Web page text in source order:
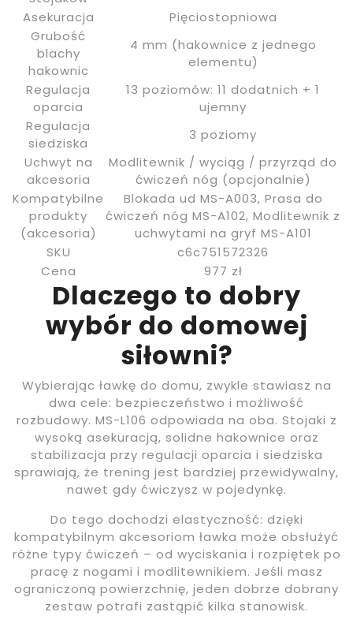
Asekuracja
Pięciostopniowa
Grubość
blachy
hakownic
4 mm (hakownice z jednego
elementu)
Regulacja
oparcia
13 poziomów: 11 dodatnich + 1
ujemny
Regulacja
siedziska
3 poziomy
Uchwyt na
akcesoria
Modlitewnik / wyciąg / przyrząd do
ćwiczeń nóg (opcjonalnie)
Kompatybilne
produkty
(akcesoria)
Blokada ud MS-A003, Prasa do
ćwiczeń nóg MS-A102, Modlitewnik z
uchwytami na gryf MS-A101
SKU
c6c751572326
Cena
977 zł
Dlaczego to dobry
wybór do domowej
siłowni?
Wybierając ławkę do domu, zwykle stawiasz na
dwa cele: bezpieczeństwo i możliwość
rozbudowy. MS-L106 odpowiada na oba. Stojaki z
wysoką asekuracją, solidne hakownice oraz
stabilizacja przy regulacji oparcia i siedziska
sprawiają, że trening jest bardziej przewidywalny,
nawet gdy ćwiczysz w pojedynkę.
Do tego dochodzi elastyczność: dzięki
kompatybilnym akcesoriom ławka może obsłużyć
różne typy ćwiczeń – od wyciskania i rozpiętek po
pracę z nogami i modlitewnikiem. Jeśli masz
ograniczoną powierzchnię, jeden dobrze dobrany
zestaw potrafi zastąpić kilka stanowisk.